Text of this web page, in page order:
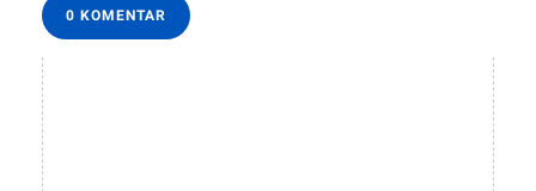
0 KOMENTAR